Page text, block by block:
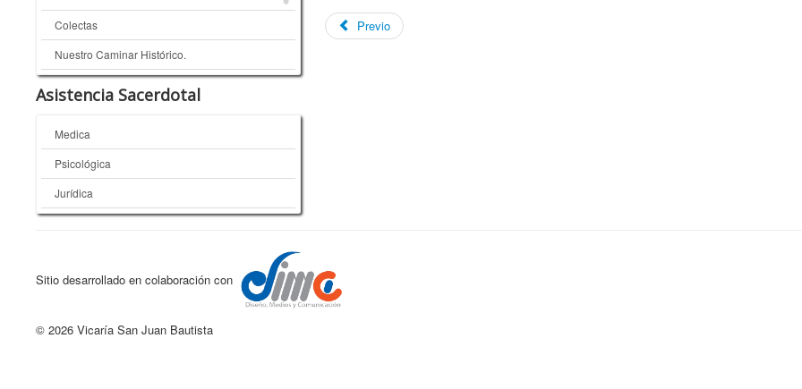
Colectas
Nuestro Caminar Histórico.
Asistencia Sacerdotal
Medica
Psicológica
Jurídica
Previo
Sitio desarrollado en colaboración con
© 2026 Vicaría San Juan Bautista